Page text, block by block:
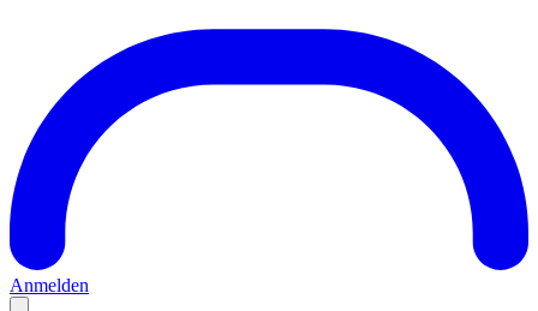
Anmelden